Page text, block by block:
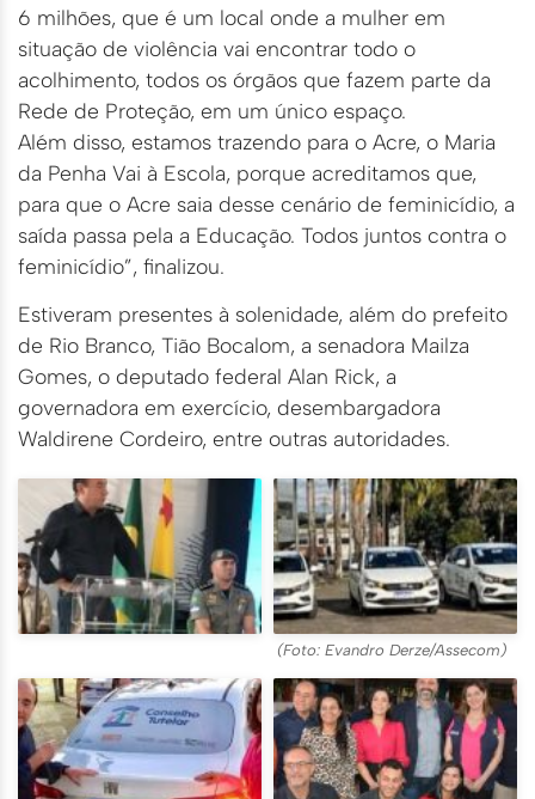
6 milhões, que é um local onde a mulher em
situação de violência vai encontrar todo o
acolhimento, todos os órgãos que fazem parte da
Rede de Proteção, em um único espaço.
Além disso, estamos trazendo para o Acre, o Maria
da Penha Vai à Escola, porque acreditamos que,
para que o Acre saia desse cenário de feminicídio, a
saída passa pela a Educação. Todos juntos contra o
feminicídio”, finalizou.
Estiveram presentes à solenidade, além do prefeito
de Rio Branco, Tião Bocalom, a senadora Mailza
Gomes, o deputado federal Alan Rick, a
governadora em exercício, desembargadora
Waldirene Cordeiro, entre outras autoridades.
(Foto: Evandro Derze/Assecom)